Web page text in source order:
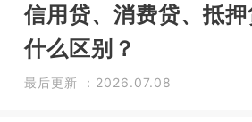
信用贷、消费贷、抵
什么区别？
最后更新 ：2026.07.08